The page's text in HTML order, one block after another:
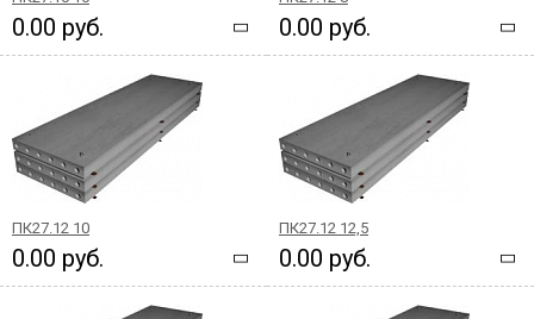
0.00 руб. 0.00 руб.
ПК27.12 10
0.00 руб.
ПК27.12 12,5
0.00 руб.